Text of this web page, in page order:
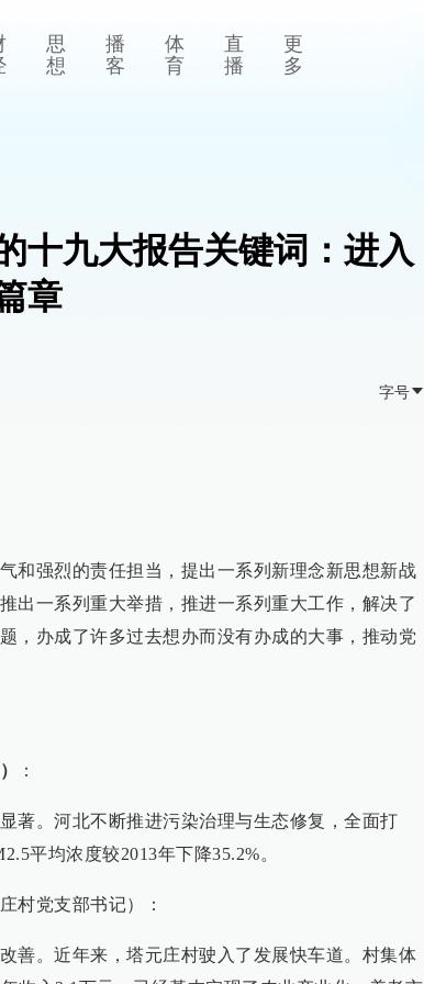
思
想
播
客
体
育
直
播
更
多
十九大报告关键词：进入
章
字号
和强烈的责任担当，提出一系列新理念新思想新战
出一系列重大举措，推进一系列重大工作，解决了
，办成了许多过去想办而没有办成的大事，推动党
：
著。河北不断推进污染治理与生态修复，全面打
平均浓度较2013年下降35.2%。
村党支部书记）：
善。近年来，塔元庄村驶入了发展快车道。村集体